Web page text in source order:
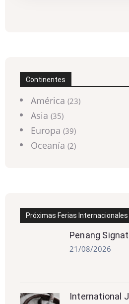
Continentes
América (23)
Asia (35)
Europa (39)
Oceanía (2)
Próximas Ferias Internacionales
Penang
21/08/2026
International